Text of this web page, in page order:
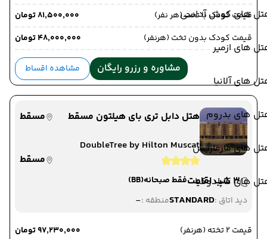
های کوش آداسی
های ازمیر
های آلانیا
های بدروم
های مارماریس
های کاپادوکیا
قیمت کودک با تخت (هر نفر)
۸۱٬۵۰۰٬۰۰۰ تومان
قیمت کودک بدون تخت (هرنفر)
۴۸٬۰۰۰٬۰۰۰ تومان
مشاوره و رزرو رایگان مشاهده اقساط
هتل دابل تری بای هیلتون مسقط
مسقط
DoubleTree by Hilton Muscat
مسقط
3 شب اقامت
فقط صبحانه(BB)
دید اتاق :STANDARDمنطقه :-
قیمت 2 تخته (هرنفر)
۹۷٬۲۳۰٬۰۰۰ تومان